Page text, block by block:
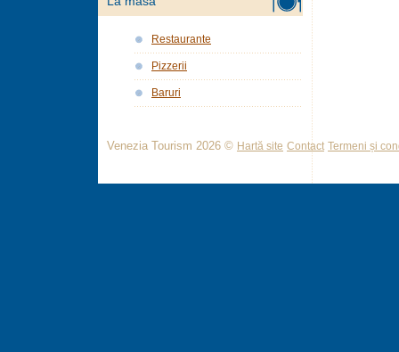
Restaurante
Pizzerii
Baruri
Venezia Tourism 2026 © Hartă site Contact Termeni și